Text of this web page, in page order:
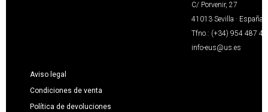
C/ Porvenir, 27
41013 Sevilla · España
Tfno.: (+34) 954 487
info-eus@us.es
Aviso legal
Condiciones de venta
Política de devoluciones